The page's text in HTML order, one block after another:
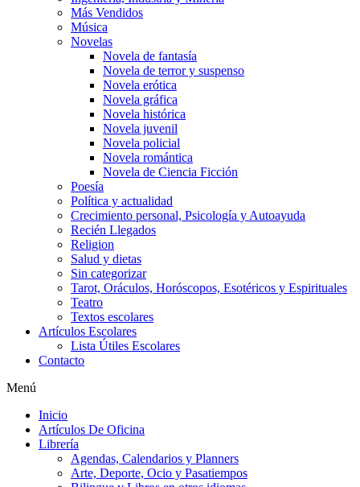
Más Vendidos
Música
Novelas
Novela de fantasía
Novela de terror y suspenso
Novela erótica
Novela gráfica
Novela histórica
Novela juvenil
Novela policial
Novela romántica
Novela de Ciencia Ficción
Poesía
Política y actualidad
Crecimiento personal, Psicología y Autoayuda
Recién Llegados
Religion
Salud y dietas
Sin categorizar
Tarot, Oráculos, Horóscopos, Esotéricos y Espirituales
Teatro
Textos escolares
Artículos Escolares
Lista Útiles Escolares
Contacto
Menú
Inicio
Artículos De Oficina
Librería
Agendas, Calendarios y Planners
Arte, Deporte, Ocio y Pasatiempos